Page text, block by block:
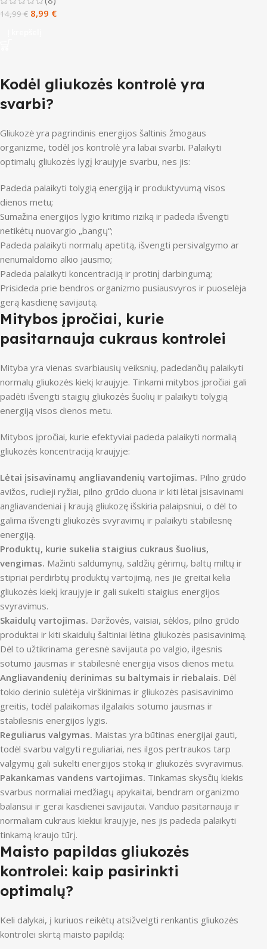
14,99€ 8,99 €
Kodėl gliukozės kontrolė yra
svarbi?
Gliukozė yra pagrindinis energijos šaltinis žmogaus
organizme, todėl jos kontrolė yra labai svarbi. Palaikyti
optimalų gliukozės lygį kraujyje svarbu, nes jis:
Padeda palaikyti tolygią energiją ir produktyvumą visos
dienos metu;
Sumažina energijos lygio kritimo riziką ir padeda išvengti
netikėtų nuovargio „bangų“;
Padeda palaikyti normalų apetitą, išvengti persivalgymo ar
nenumaldomo alkio jausmo;
Padeda palaikyti koncentraciją ir protinį darbingumą;
Prisideda prie bendros organizmo pusiausvyros ir puoselėja
gerą kasdienę savijautą.
Mitybos įpročiai, kurie
pasitarnauja cukraus kontrolei
Mityba yra vienas svarbiausių veiksnių, padedančių palaikyti
normalų gliukozės kiekį kraujyje. Tinkami mitybos įpročiai gali
padėti išvengti staigių gliukozės šuolių ir palaikyti tolygią
energiją visos dienos metu.
Mitybos įpročiai, kurie efektyviai padeda palaikyti normalią
gliukozės koncentraciją kraujyje:
Lėtai įsisavinamų angliavandenių vartojimas. Pilno grūdo
avižos, rudieji ryžiai, pilno grūdo duona ir kiti lėtai įsisavinami
angliavandeniai į kraują gliukozę išskiria palaipsniui, o dėl to
galima išvengti gliukozės svyravimų ir palaikyti stabilesnę
energiją.
Produktų, kurie sukelia staigius cukraus šuolius,
vengimas. Mažinti saldumynų, saldžių gėrimų, baltų miltų ir
stipriai perdirbtų produktų vartojimą, nes jie greitai kelia
gliukozės kiekį kraujyje ir gali sukelti staigius energijos
svyravimus.
Skaidulų vartojimas. Daržovės, vaisiai, sėklos, pilno grūdo
produktai ir kiti skaidulų šaltiniai lėtina gliukozės pasisavinimą.
Dėl to užtikrinama geresnė savijauta po valgio, ilgesnis
sotumo jausmas ir stabilesnė energija visos dienos metu.
Angliavandenių derinimas su baltymais ir riebalais. Dėl
tokio derinio sulėtėja virškinimas ir gliukozės pasisavinimo
greitis, todėl palaikomas ilgalaikis sotumo jausmas ir
stabilesnis energijos lygis.
Reguliarus valgymas. Maistas yra būtinas energijai gauti,
todėl svarbu valgyti reguliariai, nes ilgos pertraukos tarp
valgymų gali sukelti energijos stoką ir gliukozės svyravimus.
Pakankamas vandens vartojimas. Tinkamas skysčių kiekis
svarbus normaliai medžiagų apykaitai, bendram organizmo
balansui ir gerai kasdienei savijautai. Vanduo pasitarnauja ir
normaliam cukraus kiekiui kraujyje, nes jis padeda palaikyti
tinkamą kraujo tūrį.
Maisto papildas gliukozės
kontrolei: kaip pasirinkti
optimalų?
Keli dalykai, į kuriuos reikėtų atsižvelgti renkantis gliukozės
kontrolei skirtą maisto papildą: